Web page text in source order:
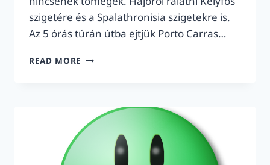
szigetére és a Spalathronisia szigetekre is.
Az 5 órás túrán útba ejtjük Porto Carras…
READ MORE 5
KÖRNYÉKÉRŐL:
NYUGAT-
SZITHÓNIA